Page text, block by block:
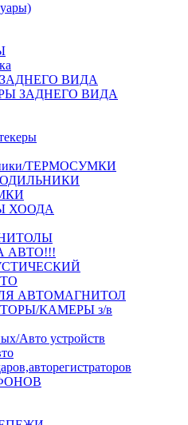
ВИДА
ЗАДНЕГО ВИДА
ТЕРМОСУМКИ
ХООДА
АВТО!!!
АВТОМАГНИТОЛ
КАМЕРЫ з/в
Авто устройств